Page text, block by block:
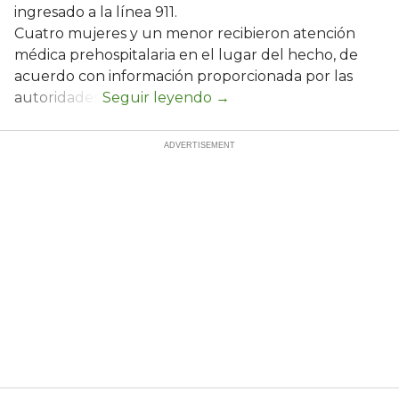
ingresado a la línea 911.
Cuatro mujeres y un menor recibieron atención
médica prehospitalaria en el lugar del hecho, de
acuerdo con información proporcionada por las
autoridades.